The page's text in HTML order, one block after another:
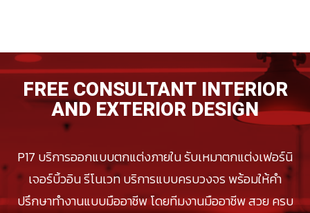
FREE CONSULTANT INTERIOR
AND EXTERIOR DESIGN
P17 บริการออกแบบตกแต่งภายใน รับเหมาตกแต่งเฟอร์นิ
เจอร์บิ้วอิน รีโนเวท บริการแบบครบวงจร พร้อมให้คำ
ปรึกษาทำงานแบบมืออาชีพ โดยทีมงานมืออาชีพ สวย ครบ